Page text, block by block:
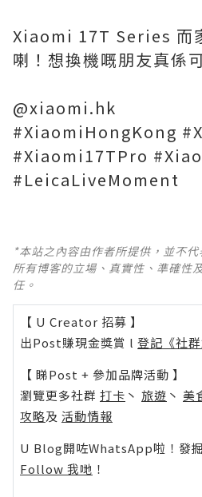
Xiaomi 17T Series 而
喇！想換機嘅朋友真係
@xiaomi.hk
#XiaomiHongKong
#Xiaomi17TPro
#LeicaLiveMoment
*本站之內容由作者所提供，並不
所有博客的立場、真實性、準確性
任。
【 U Creator 招募 】
出Post賺現金獎賞 l 登記《社
【 睇Post + 參加品牌活動 】
瀏覽更多社群 打卡 丶 旅遊 丶 美
攻略及 活動情報
U Blog開咗WhatsApp啦！發
Follow 我哋 ！